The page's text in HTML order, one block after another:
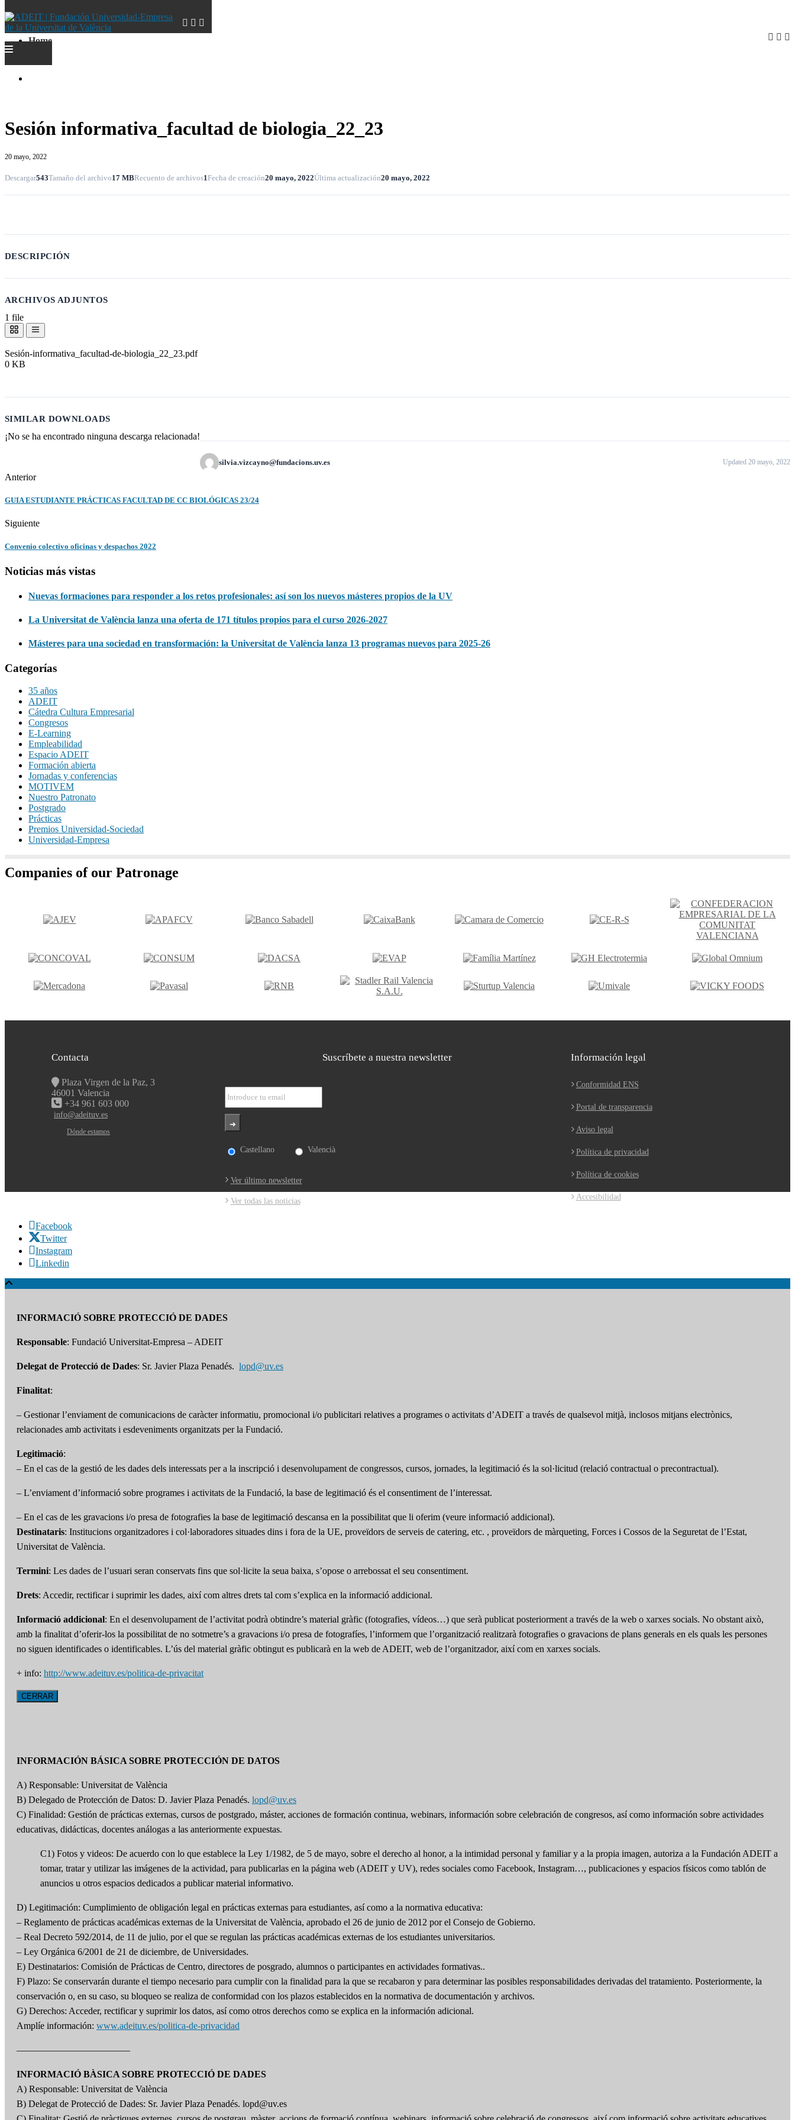
Home
Sesión informativa_facultad de biologia_22_23
20 mayo, 2022
Descargar543Tamaño del archivo17 MBRecuento de archivos1Fecha de creación20 mayo, 2022Última actualización20 mayo, 2022
DESCRIPCIÓN
ARCHIVOS ADJUNTOS
1 file
Sesión-informativa_facultad-de-biologia_22_23.pdf
0 KB
SIMILAR DOWNLOADS
¡No se ha encontrado ninguna descarga relacionada!
silvia.vizcayno@fundacions.uv.es Updated 20 mayo, 2022
Anterior
GUIA ESTUDIANTE PRÁCTICAS FACULTAD DE CC BIOLÓGICAS 23/24
Siguiente
Convenio colectivo oficinas y despachos 2022
Noticias más vistas
Nuevas formaciones para responder a los retos profesionales: así son los nuevos másteres propios de la UV
La Universitat de València lanza una oferta de 171 títulos propios para el curso 2026-2027
Másteres para una sociedad en transformación: la Universitat de València lanza 13 programas nuevos para 2025-26
Categorías
35 años
ADEIT
Cátedra Cultura Empresarial
Congresos
E-Learning
Empleabilidad
Espacio ADEIT
Formación abierta
Jornadas y conferencias
MOTIVEM
Nuestro Patronato
Postgrado
Prácticas
Premios Universidad-Sociedad
Universidad-Empresa
Companies of our Patronage
Contacta
Plaza Virgen de la Paz, 3
46001 Valencia
+34 961 603 000
info@adeituv.es
Dónde estamos
Información legal
Conformidad ENS
Portal de transparencia
Aviso legal
Política de privacidad
Política de cookies
Accesibilidad
Suscríbete a nuestra newsletter
Castellano Valencià
Ver último newsletter
Ver todas las noticias
Facebook
Twitter
Instagram
Linkedin
INFORMACIÓ SOBRE PROTECCIÓ DE DADES
Responsable: Fundació Universitat-Empresa – ADEIT
Delegat de Protecció de Dades: Sr. Javier Plaza Penadés. lopd@uv.es
Finalitat:
– Gestionar l’enviament de comunicacions de caràcter informatiu, promocional i/o publicitari relatives a programes o activitats d’ADEIT a través de qualsevol mitjà, inclosos mitjans electrònics,
relacionades amb activitats i esdeveniments organitzats per la Fundació.
Legitimació:
– En el cas de la gestió de les dades dels interessats per a la inscripció i desenvolupament de congressos, cursos, jornades, la legitimació és la sol·licitud (relació contractual o precontractual).
– L’enviament d’informació sobre programes i activitats de la Fundació, la base de legitimació és el consentiment de l’interessat.
– En el cas de les gravacions i/o presa de fotografies la base de legitimació descansa en la possibilitat que li oferim (veure informació addicional).
Destinataris: Institucions organitzadores i col·laboradores situades dins i fora de la UE, proveïdors de serveis de catering, etc. , proveïdors de màrqueting, Forces i Cossos de la Seguretat de l’Estat,
Universitat de València.
Termini: Les dades de l’usuari seran conservats fins que sol·licite la seua baixa, s’opose o arrebossat el seu consentiment.
Drets: Accedir, rectificar i suprimir les dades, així com altres drets tal com s’explica en la informació addicional.
Informació addicional: En el desenvolupament de l’activitat podrà obtindre’s material gràfic (fotografies, vídeos…) que serà publicat posteriorment a través de la web o xarxes socials. No obstant això,
amb la finalitat d’oferir-los la possibilitat de no sotmetre’s a gravacions i/o presa de fotografíes, l’informem que l’organització realitzarà fotografies o gravacions de plans generals en els quals les persones
no siguen identificades o identificables. L’ús del material gràfic obtingut es publicarà en la web de ADEIT, web de l’organitzador, així com en xarxes socials.
+ info: http://www.adeituv.es/politica-de-privacitat
CERRAR
INFORMACIÓN BÁSICA SOBRE PROTECCIÓN DE DATOS
A) Responsable: Universitat de València
B) Delegado de Protección de Datos: D. Javier Plaza Penadés. lopd@uv.es
C) Finalidad: Gestión de prácticas externas, cursos de postgrado, máster, acciones de formación continua, webinars, información sobre celebración de congresos, así como información sobre actividades
educativas, didácticas, docentes análogas a las anteriormente expuestas.
C1) Fotos y videos: De acuerdo con lo que establece la Ley 1/1982, de 5 de mayo, sobre el derecho al honor, a la intimidad personal y familiar y a la propia imagen, autoriza a la Fundación ADEIT a
tomar, tratar y utilizar las imágenes de la actividad, para publicarlas en la página web (ADEIT y UV), redes sociales como Facebook, Instagram…, publicaciones y espacios físicos como tablón de
anuncios u otros espacios dedicados a publicar material informativo.
D) Legitimación: Cumplimiento de obligación legal en prácticas externas para estudiantes, así como a la normativa educativa:
– Reglamento de prácticas académicas externas de la Universitat de València, aprobado el 26 de junio de 2012 por el Consejo de Gobierno.
– Real Decreto 592/2014, de 11 de julio, por el que se regulan las prácticas académicas externas de los estudiantes universitarios.
– Ley Orgánica 6/2001 de 21 de diciembre, de Universidades.
E) Destinatarios: Comisión de Prácticas de Centro, directores de posgrado, alumnos o participantes en actividades formativas..
F) Plazo: Se conservarán durante el tiempo necesario para cumplir con la finalidad para la que se recabaron y para determinar las posibles responsabilidades derivadas del tratamiento. Posteriormente, la
conservación o, en su caso, su bloqueo se realiza de conformidad con los plazos establecidos en la normativa de documentación y archivos.
G) Derechos: Acceder, rectificar y suprimir los datos, así como otros derechos como se explica en la información adicional.
Amplíe información: www.adeituv.es/politica-de-privacidad
————————————
INFORMACIÓ BÀSICA SOBRE PROTECCIÓ DE DADES
A) Responsable: Universitat de València
B) Delegat de Protecció de Dades: Sr. Javier Plaza Penadés. lopd@uv.es